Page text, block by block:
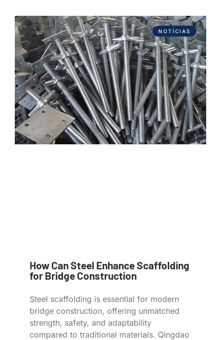
NOTÍCIAS
How Can Steel Enhance Scaffolding
for Bridge Construction
Steel scaffolding is essential for modern
bridge construction, offering unmatched
strength, safety, and adaptability
compared to traditional materials. Qingdao